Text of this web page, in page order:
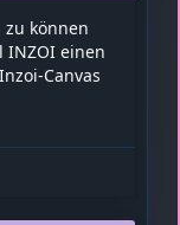
zu können
Canvas